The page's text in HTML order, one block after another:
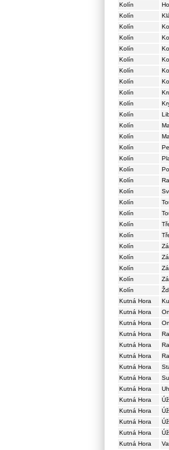
Kolín
Kolín
Kolín
Kolín
Kolín
Kolín
Kolín
Kolín
Kolín
Kolín
Kolín
Kolín
Kolín
Kolín
Kolín
Kolín
Kolín
Kolín
Kolín
Kolín
Kolín
Kolín
Kolín
Kolín
Kolín
Kolín
Kolín
Kutná Hora
Kutná Hora
Kutná Hora
Kutná Hora
Kutná Hora
Kutná Hora
Kutná Hora
Kutná Hora
Kutná Hora
Kutná Hora
Kutná Hora
Kutná Hora
Kutná Hora
Kutná Hora